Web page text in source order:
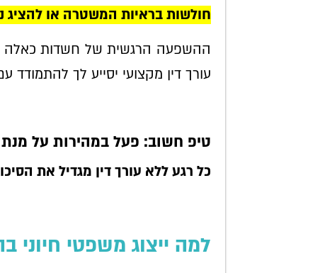
חולשות בראיות המשטרה או
ההשפעה הרגשית של חשדות כאלה
עורך דין מקצועי יסייע לך
טיפ חשוב: פעל במהירות על מנת
כל רגע ללא עורך דין מגדיל את
למה ייצוג משפטי חיוני